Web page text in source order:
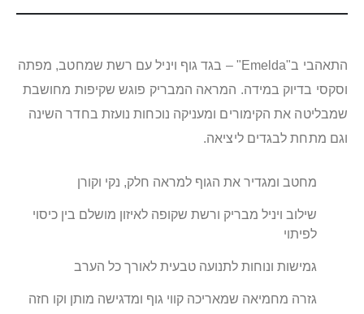
התאהבי ב"Emelda" – בגד גוף ויניל עם רשת שמחטב, מפתה
וסקסי בדיוק במידה. המראה המבריק פוגש שקיפות מחושבת
שמבליטה את הקימורים ומעניקה נוכחות נועזת בחדר השינה
וגם מתחת לבגדים ליציאה.
מחטב ומגדיר את הגוף למראה חלק, נקי וקורן
שילוב ויניל מבריק ורשת שקופה לאיזון מושלם בין כיסוי
לפיתוי
גמישות ונוחות לתנועה טבעית לאורך כל הערב
גזרה מחמיאה שמאריכה קווי גוף ומדגישה מותן וקו חזה